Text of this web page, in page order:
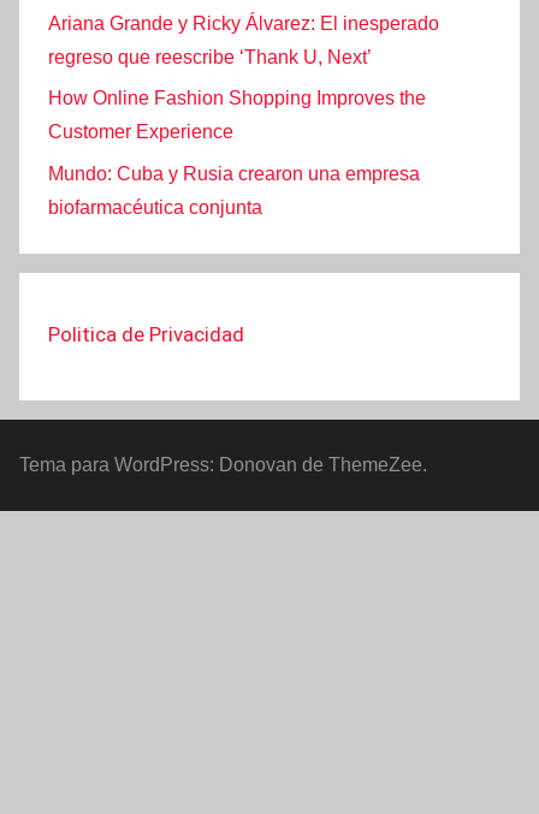
Ariana Grande y Ricky Álvarez: El inesperado
regreso que reescribe ‘Thank U, Next’
How Online Fashion Shopping Improves the
Customer Experience
Mundo: Cuba y Rusia crearon una empresa
biofarmacéutica conjunta
Politica de Privacidad
Tema para WordPress: Donovan de ThemeZee.